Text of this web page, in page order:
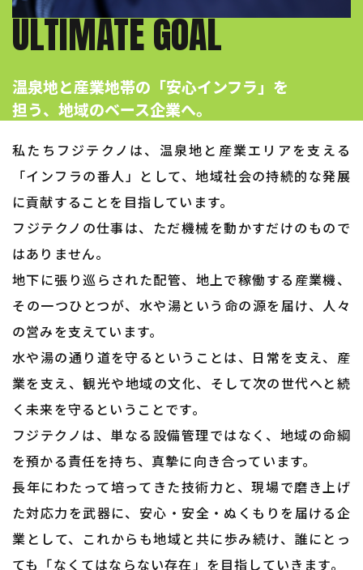
ULTIMATE GOAL
温泉地と産業地帯の「安心インフラ」を​​​​​​​
担う、地域のベース企業へ。
私たちフジテクノは、温泉地と産業エリアを支える
「インフラの番人」として、地域社会の持続的な発展
に貢献することを目指しています。
​​​​​​​フジテクノの仕事は、ただ機械を動かすだけのもので
はありません。
地下に張り巡らされた配管、地上で稼働する産業機、
その一つひとつが、水や湯という命の源を届け、人々
の営みを支えています。
水や湯の通り道を守るということは、日常を支え、産
業を支え、観光や地域の文化、そして次の世代へと続
く未来を守るということです。
フジテクノは、単なる設備管理ではなく、地域の命綱
を預かる責任を持ち、真摯に向き合っています。
長年にわたって培ってきた技術力と、現場で磨き上げ
た対応力を武器に、安心・安全・ぬくもりを届ける企
業として、これからも地域と共に歩み続け、誰にとっ
ても「なくてはならない存在」を目指していきます。